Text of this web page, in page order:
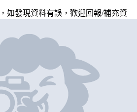
如發現資料有誤，歡迎回報/補充資